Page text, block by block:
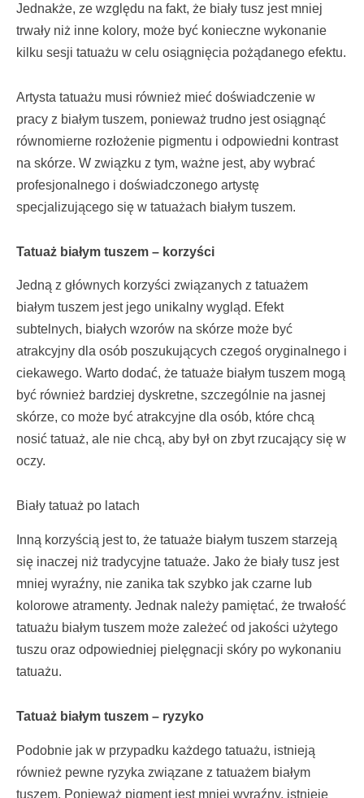
Jednakże, ze względu na fakt, że biały tusz jest mniej
trwały niż inne kolory, może być konieczne wykonanie
kilku sesji tatuażu w celu osiągnięcia pożądanego efektu.
Artysta tatuażu musi również mieć doświadczenie w
pracy z białym tuszem, ponieważ trudno jest osiągnąć
równomierne rozłożenie pigmentu i odpowiedni kontrast
na skórze. W związku z tym, ważne jest, aby wybrać
profesjonalnego i doświadczonego artystę
specjalizującego się w tatuażach białym tuszem.
Tatuaż białym tuszem – korzyści
Jedną z głównych korzyści związanych z tatuażem
białym tuszem jest jego unikalny wygląd. Efekt
subtelnych, białych wzorów na skórze może być
atrakcyjny dla osób poszukujących czegoś oryginalnego i
ciekawego. Warto dodać, że tatuaże białym tuszem mogą
być również bardziej dyskretne, szczególnie na jasnej
skórze, co może być atrakcyjne dla osób, które chcą
nosić tatuaż, ale nie chcą, aby był on zbyt rzucający się w
oczy.
Biały tatuaż po latach
Inną korzyścią jest to, że tatuaże białym tuszem starzeją
się inaczej niż tradycyjne tatuaże. Jako że biały tusz jest
mniej wyraźny, nie zanika tak szybko jak czarne lub
kolorowe atramenty. Jednak należy pamiętać, że trwałość
tatuażu białym tuszem może zależeć od jakości użytego
tuszu oraz odpowiedniej pielęgnacji skóry po wykonaniu
tatuażu.
Tatuaż białym tuszem – ryzyko
Podobnie jak w przypadku każdego tatuażu, istnieją
również pewne ryzyka związane z tatuażem białym
tuszem. Ponieważ pigment jest mniej wyraźny, istnieje